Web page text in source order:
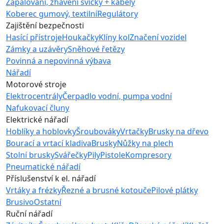
Koberec gumový, textilníRegulátory
Zajištění bezpečnosti
Hasící přístrojeHoukačkyKlíny kolZnačení vozidel
Zámky a uzávěrySněhové řetězy
Povinná a nepovinná výbava
Nářadí
Motorové stroje
ElektrocentrályČerpadlo vodní, pumpa vodní
Nafukovací čluny
Elektrické nářadí
Hoblíky a hoblovkyŠroubovákyVrtačkyBrusky na dřevo
Bourací a vrtací kladivaBruskyNůžky na plech
Stolní bruskySvářečkyPilyPistoleKompresory
Pneumatické nářadí
Příslušenství k el. nářadí
Vrtáky a frézkyŘezné a brusné kotoučePilové plátky
BrusivoOstatní
Ruční nářadí